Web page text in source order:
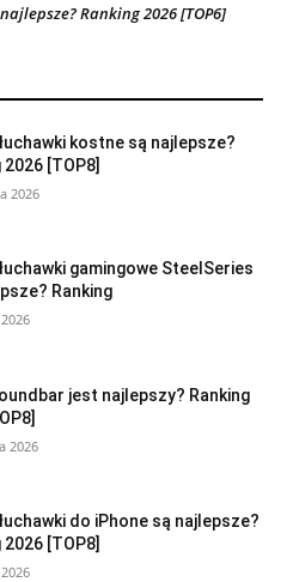
Ranking 2026 [TOP6]
kostne są najlepsze?
2026 [TOP8]
2026
gamingowe SteelSeries
Ranking
jest najlepszy? Ranking
2026
do iPhone są najlepsze?
2026 [TOP8]